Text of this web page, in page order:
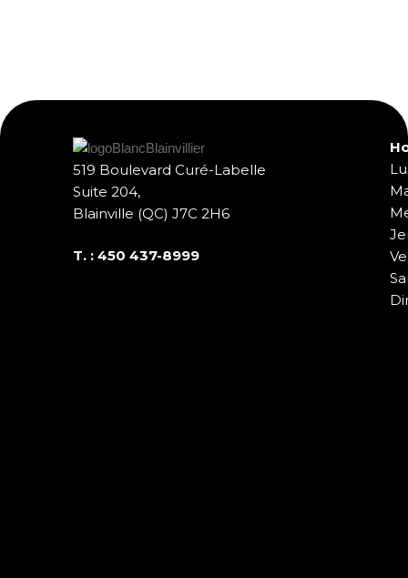
519 Boulevard Curé-Labelle
Suite 204,
Blainville (QC) J7C 2H6
T. : 450 437-8999